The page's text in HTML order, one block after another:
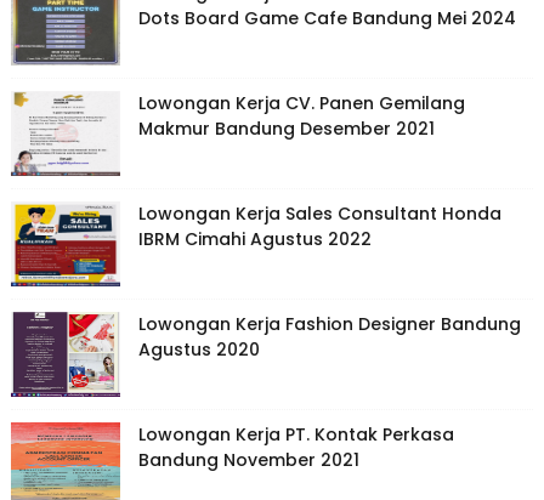
Dots Board Game Cafe Bandung Mei 2024
Lowongan Kerja CV. Panen Gemilang
Makmur Bandung Desember 2021
Lowongan Kerja Sales Consultant Honda
IBRM Cimahi Agustus 2022
Lowongan Kerja Fashion Designer Bandung
Agustus 2020
Lowongan Kerja PT. Kontak Perkasa
Bandung November 2021